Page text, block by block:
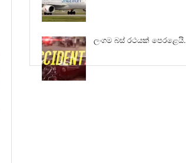
ලංගම බස් රථයක් පෙරළෙයි.